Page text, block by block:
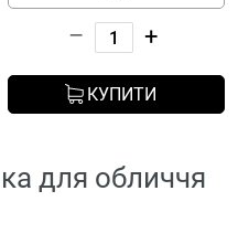
– +
КУПИТИ
для обличчя